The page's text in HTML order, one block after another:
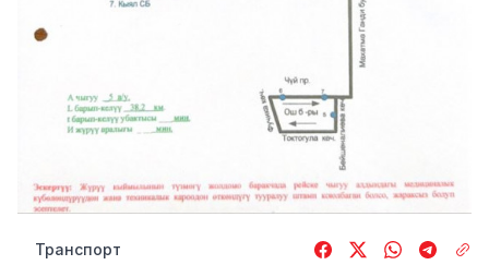
Транспорт